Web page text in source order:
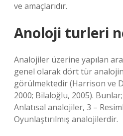
ve amaçlarıdır.
Anoloji turleri
Analojiler üzerine yapılan
genel olarak dört tür
görülmektedir (Harrison ve
2000; Bilaloğlu, 2005).
Anlatısal analojiler, 3 –
Oyunlaştırılmış analojilerdir.